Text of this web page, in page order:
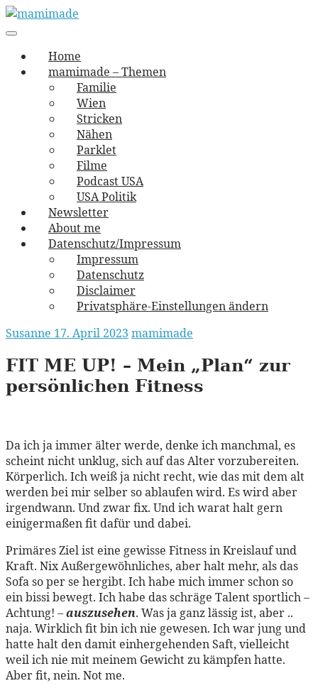
Skip
to
mamimade
vernäht und zugetextet
navigation
Menu
Home
mamimade – Themen
Familie
Wien
Stricken
Nähen
Parklet
Filme
Podcast USA
USA Politik
Newsletter
About me
Datenschutz/Impressum
Impressum
Datenschutz
Disclaimer
Privatsphäre-Einstellungen ändern
Susanne 17. April 2023 mamimade
FIT ME UP! – Mein „Plan“ zur
persönlichen Fitness
Da ich ja immer älter werde, denke ich manchmal, es
scheint nicht unklug, sich auf das Alter vorzubereiten.
Körperlich. Ich weiß ja nicht recht, wie das mit dem alt
werden bei mir selber so ablaufen wird. Es wird aber
irgendwann. Und zwar fix. Und ich warat halt gern
einigermaßen fit dafür und dabei.
Primäres Ziel ist eine gewisse Fitness in Kreislauf und
Kraft. Nix Außergewöhnliches, aber halt mehr, als das
Sofa so per se hergibt. Ich habe mich immer schon so
ein bissi bewegt. Ich habe das schräge Talent sportlich –
Achtung! –auszusehen. Was ja ganz lässig ist, aber ..
naja. Wirklich fit bin ich nie gewesen. Ich war jung und
hatte halt den damit einhergehenden Saft, vielleicht
weil ich nie mit meinem Gewicht zu kämpfen hatte.
Aber fit, nein. Not me.